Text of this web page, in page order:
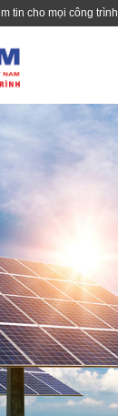
tin cho mọi công trình